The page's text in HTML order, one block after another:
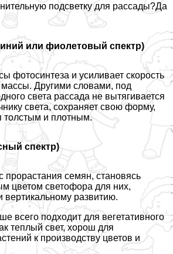
подсветку для рассады?Да
или фиолетовый спектр)
фотосинтеза и усиливает скорость
массы. Другими словами, под
света рассада не вытягивается
света, сохраняет свою форму,
толстым и плотным.
спектр)
прорастания семян, становясь
цветом светофора для них,
вертикальному развитию.
всего подходит для вегетативного
теплый свет, хорош для
к производству цветов и